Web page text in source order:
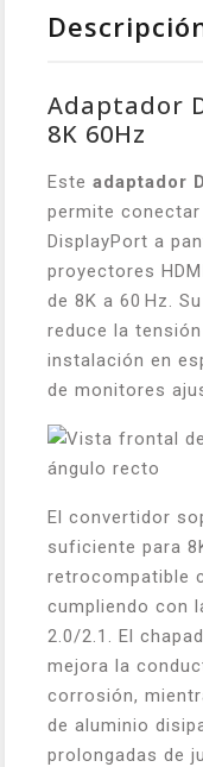
Adaptador
8K 60Hz
Este adaptador
permite
DisplayPort a
proyectores
de 8K a 60 Hz.
reduce la
instalación en
de monitores
El convertidor
suficiente para
retrocompatible
cumpliendo con
2.0/2.1. El
mejora la
corrosión,
de aluminio
prolongadas de